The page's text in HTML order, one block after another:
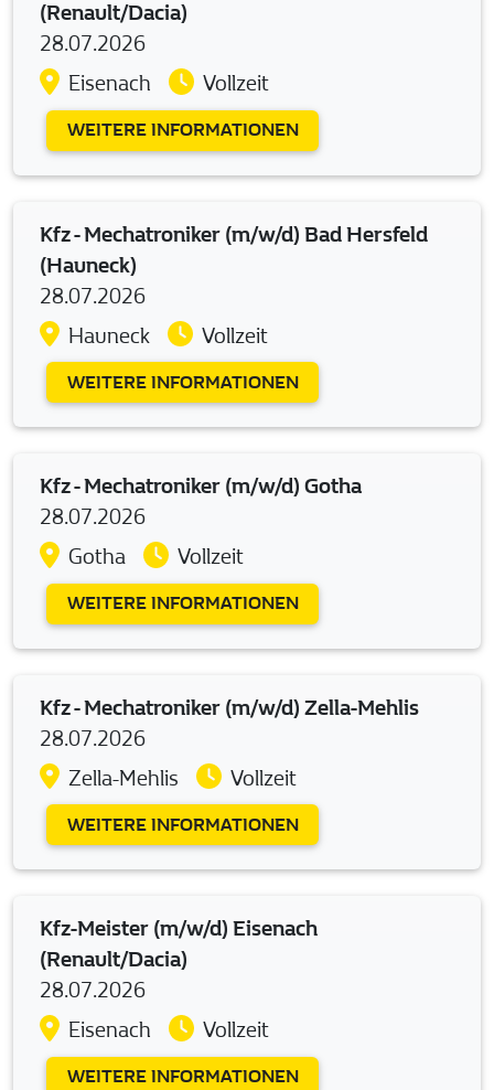
(Renault/Dacia)
28.07.2026
Eisenach
Vollzeit
WEITERE INFORMATIONEN
Kfz - Mechatroniker (m/w/d) Bad Hersfeld
(Hauneck)
28.07.2026
Hauneck
Vollzeit
WEITERE INFORMATIONEN
Kfz - Mechatroniker (m/w/d) Gotha
28.07.2026
Gotha
Vollzeit
WEITERE INFORMATIONEN
Kfz - Mechatroniker (m/w/d) Zella-Mehlis
28.07.2026
Zella-Mehlis
Vollzeit
WEITERE INFORMATIONEN
Kfz-Meister (m/w/d) Eisenach
(Renault/Dacia)
28.07.2026
Eisenach
Vollzeit
WEITERE INFORMATIONEN